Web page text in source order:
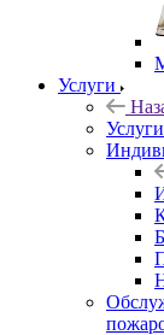
Услуги
Услуги